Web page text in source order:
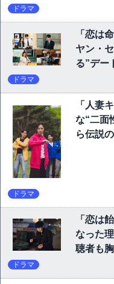
ドラマ
「恋は
ヤン・
る”デー
ドラマ
「人妻
な“二面
ら伝説
ドラマ
「恋は
なった
聴者も
ドラマ